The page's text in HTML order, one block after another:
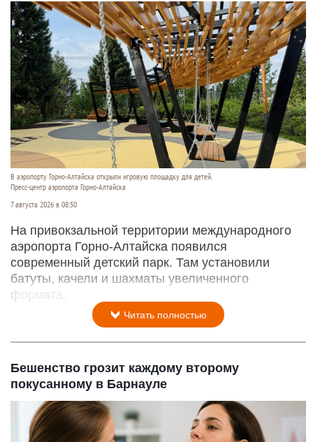
В аэропорту Горно-Алтайска открыли игровую площадку для детей.
Пресс-центр аэропорта Горно-Алтайска
7 августа 2026 в 08:50
На привокзальной территории международного
аэропорта Горно-Алтайска появился
современный детский парк. Там установили
батуты, качели и шахматы увеличенного
формата.
Читать полностью
Бешенство грозит каждому второму
покусанному в Барнауле